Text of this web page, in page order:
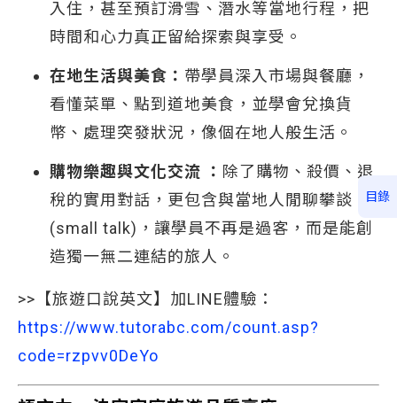
入住，甚至預訂滑雪、潛水等當地行程，把
時間和心力真正留給探索與享受。
在地生活與美食： 帶學員深入市場與餐廳，
看懂菜單、點到道地美食，並學會兌換貨
幣、處理突發狀況，像個在地人般生活。
購物樂趣與文化交流 ： 除了購物、殺價、退
稅的實用對話，更包含與當地人閒聊攀談
(small talk)，讓學員不再是過客，而是能創
造獨一無二連結的旅人。
>>【旅遊口說英文】加LINE體驗：
https://www.tutorabc.com/count.asp?
code=rzpvv0DeYo
目錄